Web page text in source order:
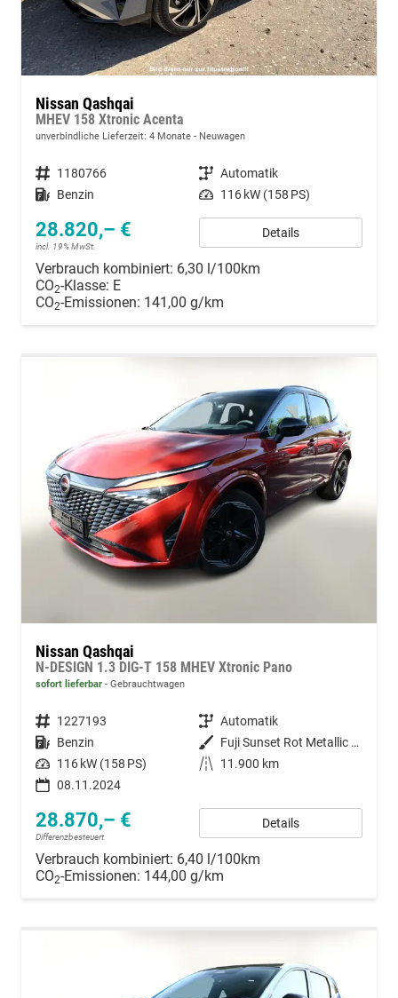
Nissan Qashqai
MHEV 158 Xtronic Acenta
unverbindliche Lieferzeit: 4 Monate Neuwagen
Fahrzeugnummer 1180766 Getriebe Automatik
Kraftstoff Benzin Leistung 116 kW (158 PS)
28.820,– €
incl. 19% MwSt.
Details
Verbrauch kombiniert: 6,30 l/100km
CO2-Klasse: E
CO2-Emissionen: 141,00 g/km
Nissan Qashqai
N-DESIGN 1.3 DIG-T 158 MHEV Xtronic Pano
sofort lieferbar Gebrauchtwagen
Fahrzeugnummer 1227193 Getriebe Automatik
Kraftstoff Benzin Außenfarbe
Fuji Sunset Rot Metallic / Schwa
Leistung 116 kW (158 PS) Kilometerstand
11.900 km
08.11.2024
28.870,– €
Differenzbesteuert
Details
Verbrauch kombiniert: 6,40 l/100km
CO2-Emissionen: 144,00 g/km